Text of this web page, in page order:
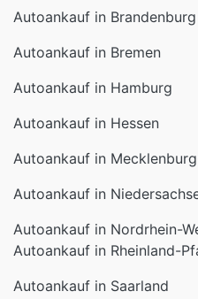
Autoankauf in Bremen
Autoankauf in Hamburg
Autoankauf in Hessen
Autoankauf in
Autoankauf in
Autoankauf in Nordrhein-
Autoankauf in Saarland
Autoankauf in Sachsen